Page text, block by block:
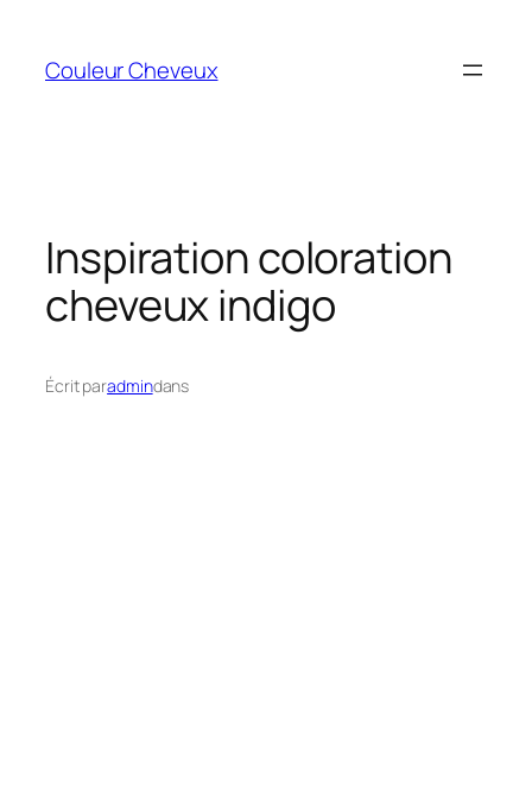
contenu
Couleur Cheveux
Inspiration coloration
cheveux indigo
Écrit paradmindans